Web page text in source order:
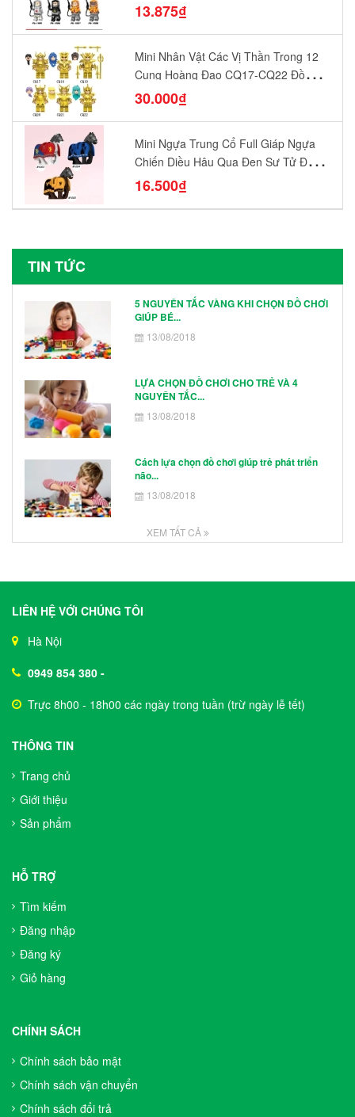
13.875₫
Mini Nhân Vật Các Vị Thần Trong 12
Cung Hoàng Đạo CQ17-CQ22 Đồ
Chơi Lắp Ráp Mô Hình Yêu Thích
30.000₫
Mini Ngựa Trung Cổ Full Giáp Ngựa
Chiến Diều Hâu Quạ Đen Sư Tử Đỏ
N1003 - N1005 Đồ Chơi Lắp Ráp Mô
16.500₫
TIN TỨC
5 NGUYÊN TẮC VÀNG KHI CHỌN ĐỒ CHƠI
GIÚP BÉ...
13/08/2018
LỰA CHỌN ĐỒ CHƠI CHO TRẺ VÀ 4
NGUYÊN TẮC...
13/08/2018
Cách lựa chọn đồ chơi giúp trẻ phát triển
não...
13/08/2018
XEM TẤT CẢ
LIÊN HỆ VỚI CHÚNG TÔI
Hà Nội
0949 854 380 -
Trực 8h00 - 18h00 các ngày trong tuần (trừ ngày lễ tết)
THÔNG TIN
Trang chủ
Giới thiệu
Sản phẩm
HỖ TRỢ
Tìm kiếm
Đăng nhập
Đăng ký
Giỏ hàng
CHÍNH SÁCH
Chính sách bảo mật
Chính sách vận chuyển
Chính sách đổi trả